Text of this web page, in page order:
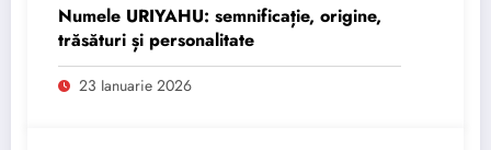
Numele URIYAHU: semnificație, origine,
trăsături și personalitate
23 Ianuarie 2026